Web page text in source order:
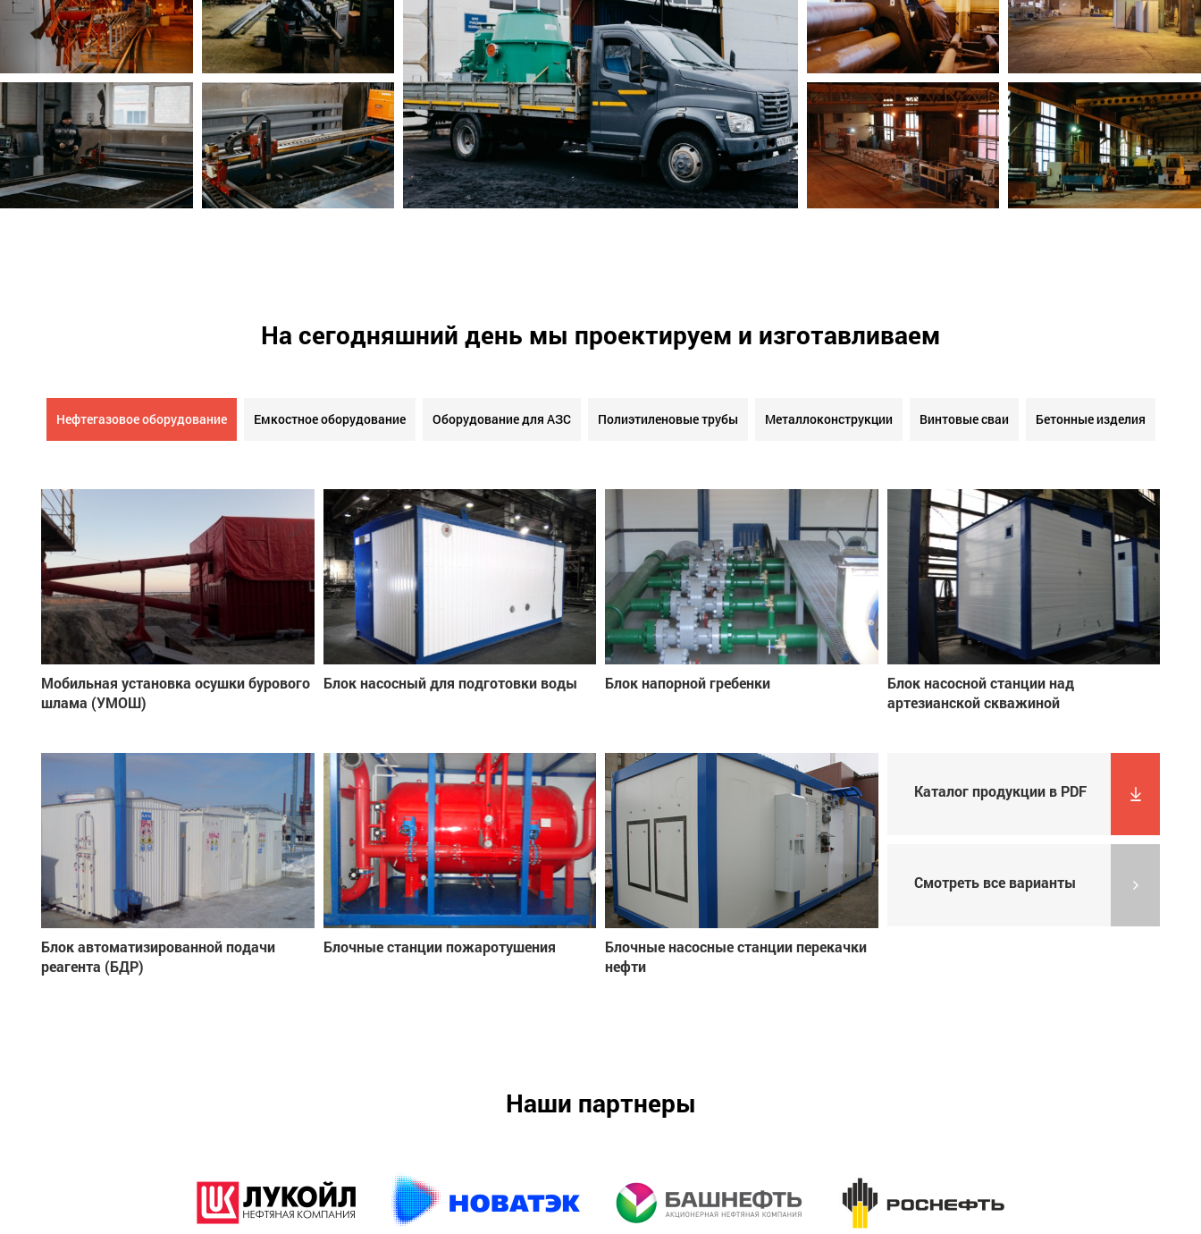
На сегодняшний день мы проектируем и изготавливаем
Нефтегазовое оборудование Емкостное оборудование Оборудование для АЗС Полиэтиленовые трубы Металлоконструкции Винтовые сваи Бетонные изделия
Мобильная установка осушки бурового
шлама (УМОШ)
Блок насосный для подготовки воды Блок напорной гребенки
Блок насосной станции над
артезианской скважиной
Блок автоматизированной подачи
реагента (БДР)
Блочные станции пожаротушения
Блочные насосные станции перекачки
нефти
Каталог продукции в PDF
Смотреть все варианты
Наши партнеры